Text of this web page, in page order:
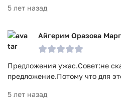
5 лет назад
Айгерим Оразова
Предложения ужас.Совет:не
предложение.Потому что для
5 лет назад